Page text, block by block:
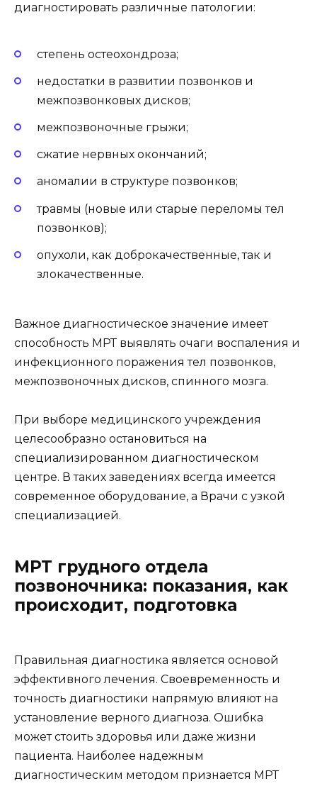
диагностировать различные патологии:
степень остеохондроза;
недостатки в развитии позвонков и
межпозвонковых дисков;
межпозвоночные грыжи;
сжатие нервных окончаний;
аномалии в структуре позвонков;
травмы (новые или старые переломы тел
позвонков);
опухоли, как доброкачественные, так и
злокачественные.
Важное диагностическое значение имеет
способность МРТ выявлять очаги воспаления и
инфекционного поражения тел позвонков,
межпозвоночных дисков, спинного мозга.
При выборе медицинского учреждения
целесообразно остановиться на
специализированном диагностическом
центре. В таких заведениях всегда имеется
современное оборудование, а Врачи с узкой
специализацией.
МРТ грудного отдела
позвоночника: показания, как
происходит, подготовка
Правильная диагностика является основой
эффективного лечения. Своевременность и
точность диагностики напрямую влияют на
установление верного диагноза. Ошибка
может стоить здоровья или даже жизни
пациента. Наиболее надежным
диагностическим методом признается МРТ